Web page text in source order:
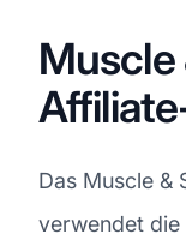
Das Muscle &
verwendet